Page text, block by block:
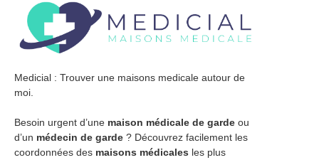
Medicial : Trouver une maisons medicale autour de
moi.
Besoin urgent d’une maison médicale de garde ou
d’un médecin de garde ? Découvrez facilement les
coordonnées des maisons médicales les plus